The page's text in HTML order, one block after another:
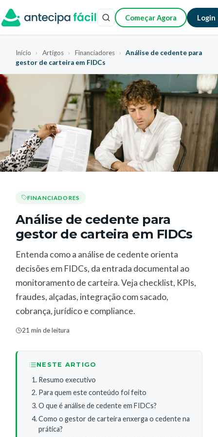
Começar Agora Login
Início › Artigos › Financiadores ›
Análise de cedente para
gestor de carteira em FIDCs
FINANCIADORES
Análise de cedente para
gestor de carteira em FIDCs
Entenda como a análise de cedente orienta
decisões em FIDCs, da entrada documental ao
monitoramento de carteira. Veja checklist, KPIs,
fraudes, alçadas, integração com sacado,
cobrança, jurídico e compliance.
21 min de leitura
NESTE ARTIGO
Resumo executivo
Para quem este conteúdo foi feito
O que é análise de cedente em FIDCs?
Como o gestor de carteira enxerga o cedente na
prática?